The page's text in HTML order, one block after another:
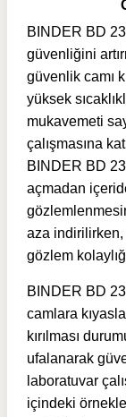
BINDER BD
güvenliğini
güvenlik camı
yüksek
mukavemeti
çalışmasına
BINDER BD
açmadan
aza
gözlem
BINDER BD
camlara
kırılması
ufalanarak
laboratuvar
içindeki